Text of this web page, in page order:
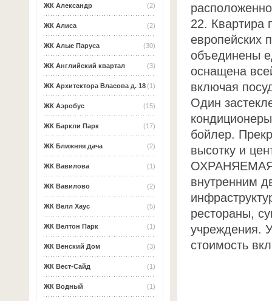
(2)
ЖК Александр
(2)
ЖК Алиса
(30)
ЖК Алые Паруса
(3)
ЖК Английский квартал
(1)
ЖК Архитектора Власова д. 18
(15)
ЖК Аэробус
(17)
ЖК Баркли Парк
(2)
ЖК Ближняя дача
(1)
ЖК Вавилова
(2)
ЖК Вавилово
(5)
ЖК Велл Хаус
(1)
ЖК Велтон Парк
(3)
ЖК Венский Дом
(1)
ЖК Вест-Сайд
(1)
ЖК Водный
22. Квартира
европейских
объединены
оснащена
включая
Один
бойлер.
высотку и
ОХРАНЯЕМАЯ
внутренним
рестораны,
учреждения.
стоимость